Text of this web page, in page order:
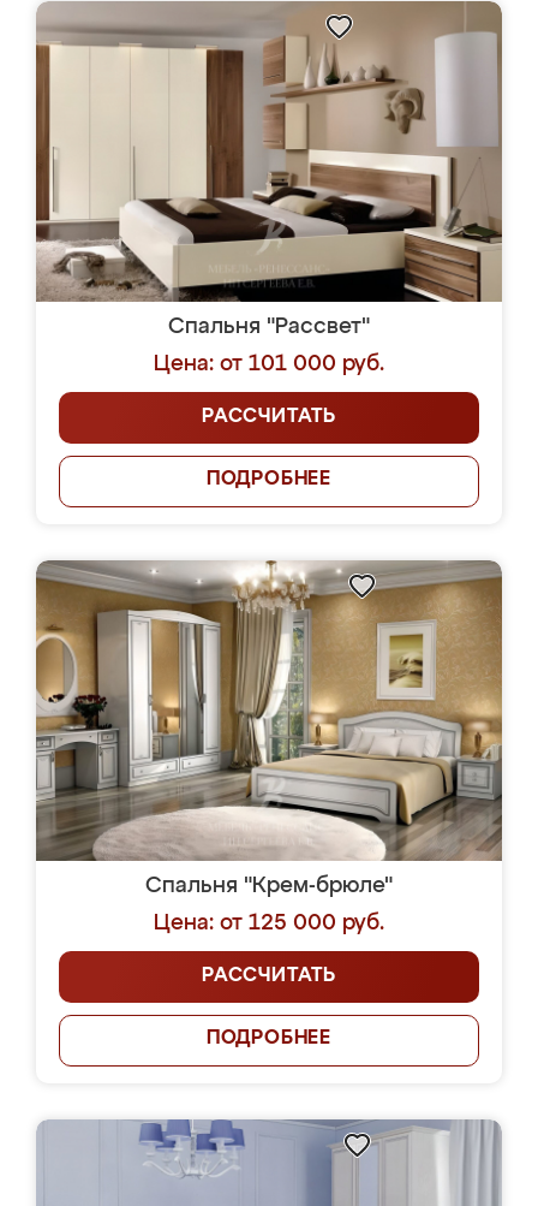
Спальня "Рассвет"
Цена: от 101 000 руб.
РАССЧИТАТЬ
ПОДРОБНЕЕ
Спальня "Крем-брюле"
Цена: от 125 000 руб.
РАССЧИТАТЬ
ПОДРОБНЕЕ